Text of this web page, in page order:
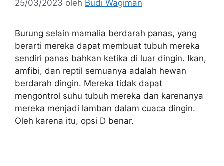
25/03/2023 oleh Budi Wagiman
Burung selain mamalia berdarah panas, yang
berarti mereka dapat membuat tubuh mereka
sendiri panas bahkan ketika di luar dingin. Ikan,
amfibi, dan reptil semuanya adalah hewan
berdarah dingin. Mereka tidak dapat
mengontrol suhu tubuh mereka dan karenanya
mereka menjadi lamban dalam cuaca dingin.
Oleh karena itu, opsi D benar.